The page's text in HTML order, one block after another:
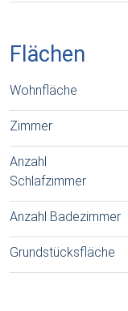
Flächen
Wohnfläche
Zimmer
Anzahl
Schlafzimmer
Anzahl Badezimmer
Grundstücksfläche